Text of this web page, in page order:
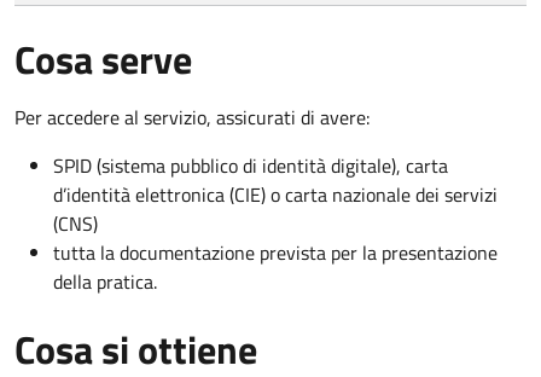
Cosa serve
Per accedere al servizio, assicurati di avere:
SPID (sistema pubblico di identità digitale), carta
d’identità elettronica (CIE) o carta nazionale dei servizi
(CNS)
tutta la documentazione prevista per la presentazione
della pratica.
Cosa si ottiene